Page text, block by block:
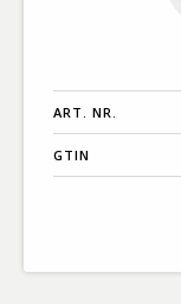
ART. NR.
GTIN